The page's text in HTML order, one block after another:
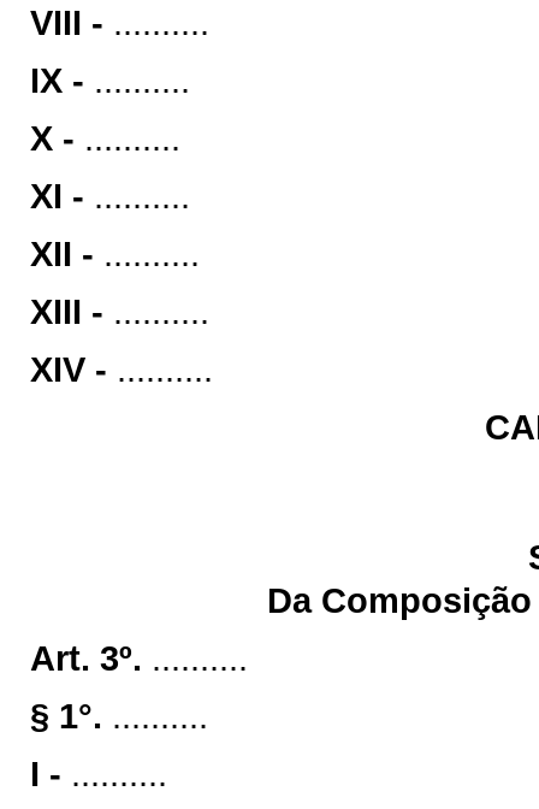
VIII - ..........
IX - ..........
X - ..........
XI - ..........
XII - ..........
XIII - ..........
XIV - ..........
Da
Art. 3º. ..........
§ 1°. ..........
I - ..........